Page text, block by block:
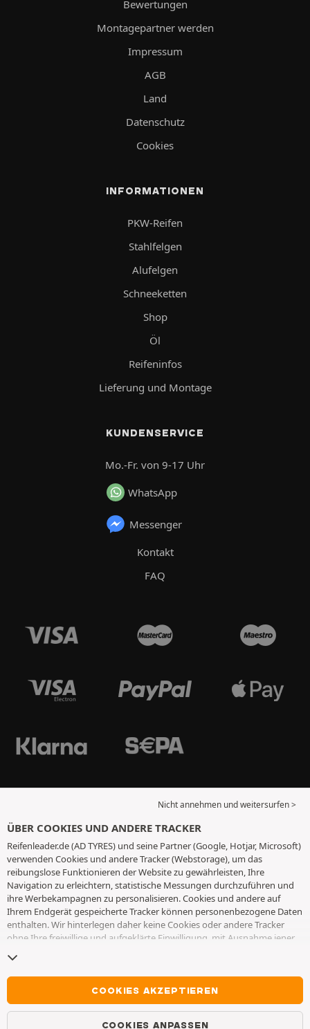
Bewertungen
Montagepartner werden
Impressum
AGB
Land
Datenschutz
Cookies
INFORMATIONEN
PKW-Reifen
Stahlfelgen
Alufelgen
Schneeketten
Shop
Öl
Reifeninfos
Lieferung und Montage
KUNDENSERVICE
Mo.-Fr. von 9-17 Uhr
WhatsApp
Messenger
Kontakt
FAQ
Nicht annehmen und weitersurfen >
ÜBER COOKIES UND ANDERE TRACKER
Reifenleader.de (AD TYRES) und seine Partner (Google, Hotjar, Microsoft)
verwenden Cookies und andere Tracker (Webstorage), um das
reibungslose Funktionieren der Website zu gewährleisten, Ihre
Navigation zu erleichtern, statistische Messungen durchzuführen und
ihre Werbekampagnen zu personalisieren. Cookies und andere auf
Ihrem Endgerät gespeicherte Tracker können personenbezogene Daten
enthalten. Wir hinterlegen daher keine Cookies oder andere Tracker
ohne Ihre freiwillige und aufgeklärte Einwilligung, mit Ausnahme jener,
Auswahl für einen Zeitraum von 6 Monaten. Sie können Ihre
Einwilligung jederzeit widerrufen, indem Sie die WebseiteCookies und
besuchen. Sie haben die Möglichkeit, Ihre Navigation
fortzusetzen, ohne die Hinterlegung von Cookies oder anderen
Trackern zu akzeptieren. Die Ablehnung hat keinen Einfluss auf Ihren
COOKIES AKZEPTIEREN
COOKIES ANPASSEN